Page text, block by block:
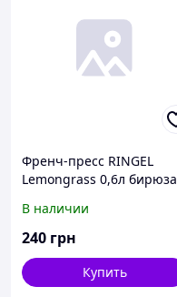
Френч-пресс RINGEL
Lemongrass 0,6л бирюза
В наличии
240 грн
Купить